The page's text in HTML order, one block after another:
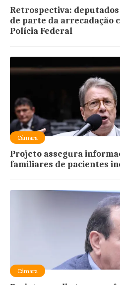
Retrospectiva:
de parte da arrecadação
Polícia Federal
Câmara
Projeto assegura
familiares de pacientes
Câmara